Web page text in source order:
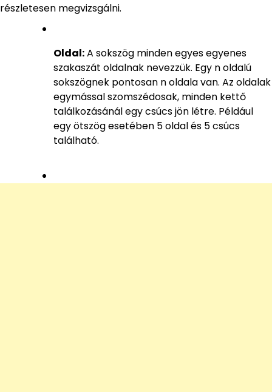
részletesen megvizsgálni.
Oldal:A sokszög minden egyes egyenes
szakaszát oldalnak nevezzük. Egy n oldalú
sokszögnek pontosan n oldala van. Az oldalak
egymással szomszédosak, minden kettő
találkozásánál egy csúcs jön létre. Például
egy ötszög esetében 5 oldal és 5 csúcs
található.